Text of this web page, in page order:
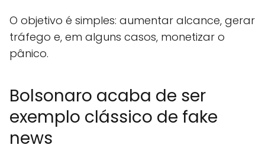
O objetivo é simples: aumentar alcance, gerar
tráfego e, em alguns casos, monetizar o
pânico.
Bolsonaro acaba de ser
exemplo clássico de fake
news